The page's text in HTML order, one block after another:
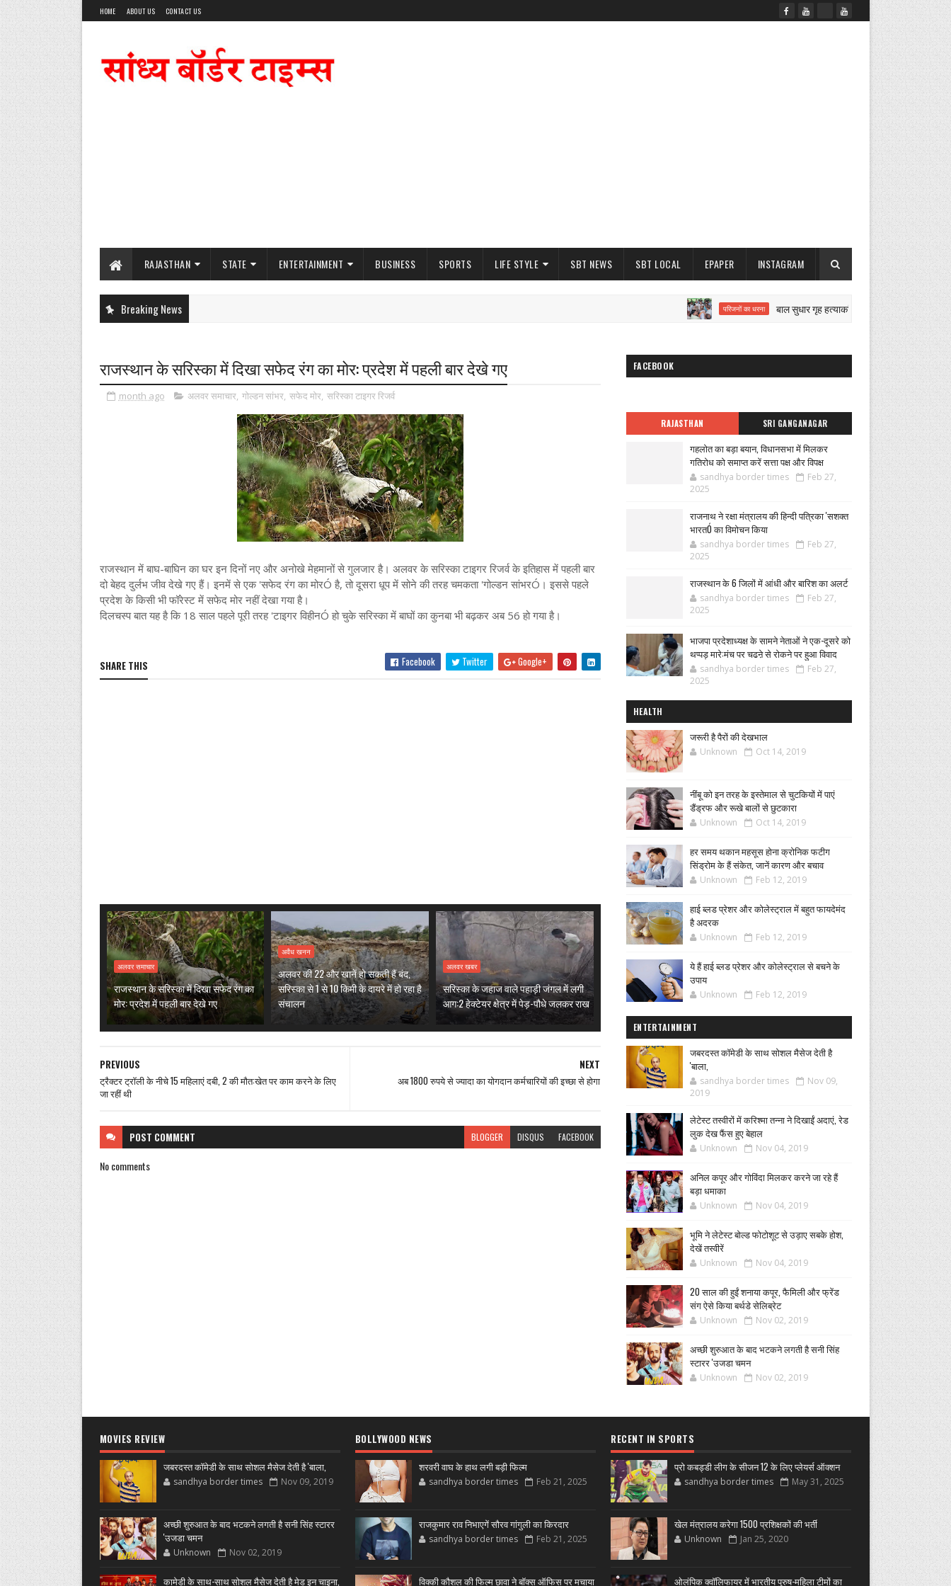
HOME ABOUT US CONTACT US
RAJASTHAN STATE ENTERTAINMENT BUSINESS SPORTS LIFE STYLE SBT NEWS SBT LOCAL EPAPER INSTAGRAM
Breaking News परिजनों का धरना बाल सुधार गृह हत्याकांड पर बवाल नगर परिषद
राजस्थान के सरिस्का में दिखा सफेद रंग का मोर: प्रदेश में पहली बार देखे गए
month ago अलवर समाचार, गोल्डन सांभर, सफेद मोर, सरिस्का टाइगर रिजर्व
राजस्थान में बाघ-बाघिन का घर इन दिनों नए और अनोखे मेहमानों से गुलजार है। अलवर के सरिस्का टाइगर रिजर्व के इतिहास में पहली बार
दो बेहद दुर्लभ जीव देखे गए हैं। इनमें से एक 'सफेद रंग का मोरÓ है, तो दूसरा धूप में सोने की तरह चमकता 'गोल्डन सांभरÓ। इससे पहले
प्रदेश के किसी भी फॉरेस्ट में सफेद मोर नहीं देखा गया है।
दिलचस्प बात यह है कि 18 साल पहले पूरी तरह 'टाइगर विहीनÓ हो चुके सरिस्का में बाघों का कुनबा भी बढ़कर अब 56 हो गया है।
SHARE THIS Facebook Twitter Google+
अलवर समाचार
राजस्थान के सरिस्का में दिखा सफेद रंग का
मोर: प्रदेश में पहली बार देखे गए
अवैध खनन
अलवर की 22 और खानें हो सकती हैं बंद,
सरिस्का से 1 से 10 किमी के दायरे में हो रहा है
संचालन
अलवर खबर
सरिस्का के जहाज वाले पहाड़ी जंगल में लगी
आग:2 हेक्टेयर क्षेत्र में पेड़-पौधे जलकर राख
NEXT
अब 1800 रुपये से ज्यादा का योगदान कर्मचारियों की इच्छा से होगा
PREVIOUS
ट्रैक्टर ट्रॉली के नीचे 15 महिलाएं दबी, 2 की मौत:खेत पर काम करने के लिए
जा रहीं थी
POST COMMENT BLOGGER DISQUS FACEBOOK
No comments
FACEBOOK
RAJASTHAN SRI GANGANAGAR
गहलोत का बड़ा बयान, विधानसभा में मिलकर
गतिरोध को समाप्त करें सत्ता पक्ष और विपक्ष
sandhya border times
Feb 27,
2025
राजनाथ ने रक्षा मंत्रालय की हिन्दी पत्रिका 'सशक्त
भारतÓ का विमोचन किया
sandhya border times
Feb 27,
2025
राजस्थान के 6 जिलों में आंधी और बारिश का अलर्ट
sandhya border times
Feb 27,
2025
भाजपा प्रदेशाध्यक्ष के सामने नेताओं ने एक-दूसरे को
थप्पड़ मारे:मंच पर चढऩे से रोकने पर हुआ विवाद
sandhya border times
Feb 27,
2025
HEALTH
जरूरी है पैरों की देखभाल
Unknown Oct 14, 2019
नींबू को इन तरह के इस्तेमाल से चुटकियों में पाएं
डैंड्रफ और रूखे बालों से छुटकारा
Unknown Oct 14, 2019
हर समय थकान महसूस होना क्रोनिक फटीग
सिंड्रोम के हैं संकेत, जानें कारण और बचाव
Unknown Feb 12, 2019
हाई ब्लड प्रेशर और कोलेस्ट्राल में बहुत फायदेमंद
है अदरक
Unknown Feb 12, 2019
ये हैं हाई ब्लड प्रेशर और कोलेस्ट्राल से बचने के
उपाय
Unknown Feb 12, 2019
ENTERTAINMENT
जबरदस्त कॉमेडी के साथ सोशल मैसेज देती है
'बाला,
sandhya border times
Nov 09,
2019
लेटेस्ट तस्वीरों में करिश्मा तन्ना ने दिखाईं अदाएं, रेड
लुक देख फैंस हुए बेहाल
Unknown Nov 04, 2019
अनिल कपूर और गोविंदा मिलकर करने जा रहे हैं
बड़ा धमाका
Unknown Nov 04, 2019
भूमि ने लेटेस्ट बोल्ड फोटोशूट से उड़ाए सबके होश,
देखें तस्वीरें
Unknown Nov 04, 2019
20 साल की हुईं शनाया कपूर, फैमिली और फ्रेंड
संग ऐसे किया बर्थडे सेलिब्रेट
Unknown Nov 02, 2019
अच्छी शुरुआत के बाद भटकने लगती है सनी सिंह
स्टारर 'उजडा चमन
Unknown Nov 02, 2019
MOVIES REVIEW
जबरदस्त कॉमेडी के साथ सोशल मैसेज देती है 'बाला,
sandhya border times Nov 09, 2019
अच्छी शुरुआत के बाद भटकने लगती है सनी सिंह स्टारर
'उजडा चमन
Unknown Nov 02, 2019
कामेडी के साथ-साथ सोशल मैसेज देती है मेड इन चाइना,
BOLLYWOOD NEWS
शरवरी वाघ के हाथ लगी बड़ी फिल्म
sandhya border times Feb 21, 2025
राजकुमार राव निभाएगें सौरव गांगुली का किरदार
sandhya border times Feb 21, 2025
विक्की कौशल की फिल्म छावा ने बॉक्स ऑफिस पर मचाया
RECENT IN SPORTS
प्रो कबड्डी लीग के सीजन 12 के लिए प्लेयर्स ऑक्शन
sandhya border times May 31, 2025
खेल मंत्रालय करेगा 1500 प्रशिक्षकों की भर्ती
Unknown Jan 25, 2020
ओलंपिक क्वॉलिफायर में भारतीय पुरुष-महिला टीमों का